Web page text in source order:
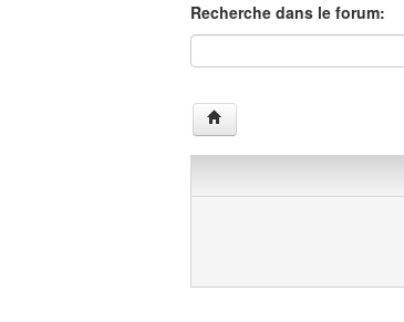
Recherche dans le forum:
Recherche dans le forum